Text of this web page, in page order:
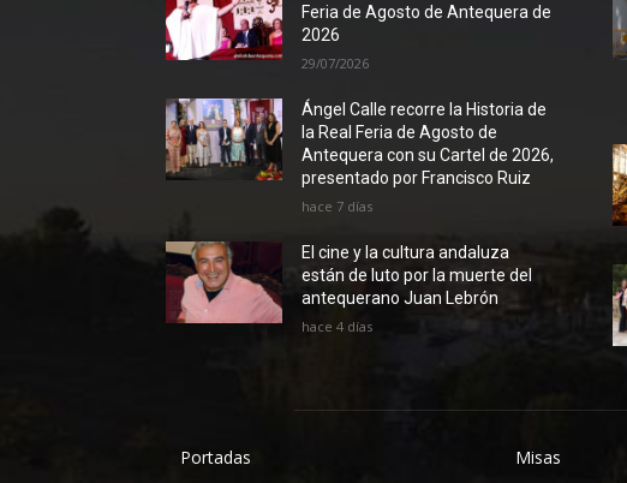
Feria de Agosto de Antequera de
2026
29/07/2026
Ángel Calle recorre la Historia de
la Real Feria de Agosto de
Antequera con su Cartel de 2026,
presentado por Francisco Ruiz
hace 7 días
El cine y la cultura andaluza
están de luto por la muerte del
antequerano Juan Lebrón
hace 4 días
Portadas
Misas